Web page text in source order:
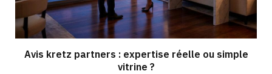
Avis kretz partners : expertise réelle ou simple
vitrine ?